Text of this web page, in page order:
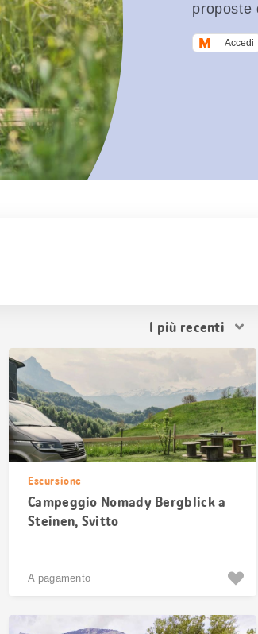
proposte
Accedi
Ordina
risultati
Escursione
Campeggio Nomady Bergblick a
Steinen, Svitto
A pagamento